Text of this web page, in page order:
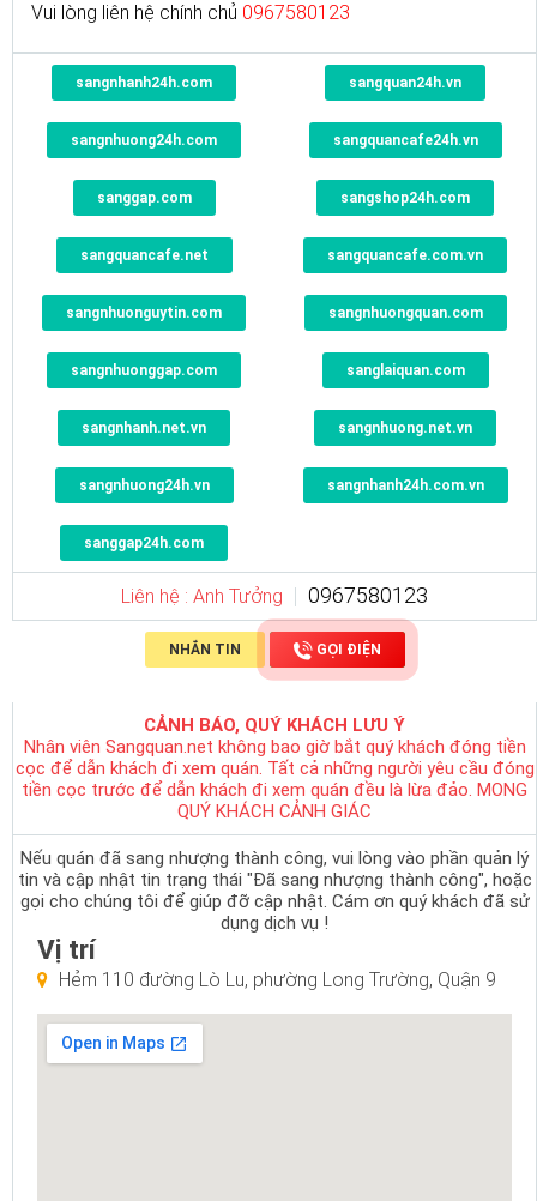
Vui lòng liên hệ chính chủ 0967580123
sangnhanh24h.com sangquan24h.vn
sangnhuong24h.com sangquancafe24h.vn
sanggap.com sangshop24h.com
sangquancafe.net sangquancafe.com.vn
sangnhuonguytin.com sangnhuongquan.com
sangnhuonggap.com sanglaiquan.com
sangnhanh.net.vn sangnhuong.net.vn
sangnhuong24h.vn sangnhanh24h.com.vn
sanggap24h.com
Liên hệ : Anh Tưởng 0967580123
NHẮN TIN GỌI ĐIỆN
CẢNH BÁO, QUÝ KHÁCH LƯU Ý
Nhân viên Sangquan.net không bao giờ bắt quý khách đóng tiền
cọc để dẫn khách đi xem quán. Tất cả những người yêu cầu đóng
tiền cọc trước để dẫn khách đi xem quán đều là lừa đảo. MONG
QUÝ KHÁCH CẢNH GIÁC
Nếu quán đã sang nhượng thành công, vui lòng vào phần quản lý
tin và cập nhật tin trạng thái "Đã sang nhượng thành công", hoặc
gọi cho chúng tôi để giúp đỡ cập nhật. Cám ơn quý khách đã sử
dụng dịch vụ !
Vị trí
Hẻm 110 đường Lò Lu, phường Long Trường, Quận 9